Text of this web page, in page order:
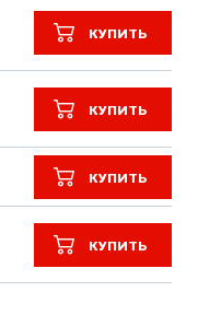
КУПИТЬ
КУПИТЬ
КУПИТЬ
КУПИТЬ